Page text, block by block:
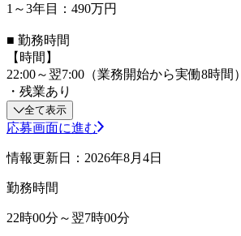
1～3年目：490万円
■ 勤務時間
【時間】
22:00～翌7:00（業務開始から実働8時間）
・残業あり
全て表示
応募画面に進む
情報更新日：2026年8月4日
勤務時間
22時00分～翌7時00分